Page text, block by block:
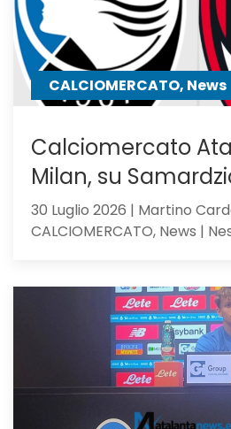
CALCIOMERCATO, News
Calciomercato
Milan, su
30 Luglio 2026 | Martino
CALCIOMERCATO, News |